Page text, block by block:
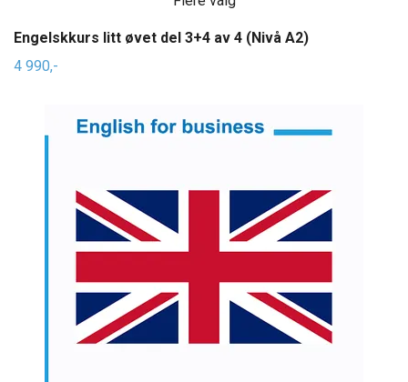
Engelskkurs litt øvet del 3+4 av 4 (Nivå A2)
4 990,-